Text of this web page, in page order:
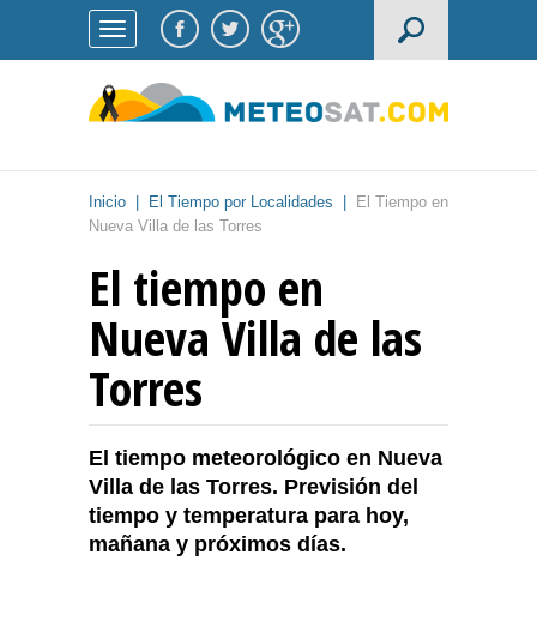
Inicio El Tiempo por Localidades
El Tiempo en
Nueva Villa de las Torres
El tiempo en
Nueva Villa de las
Torres
El tiempo meteorológico en Nueva
Villa de las Torres. Previsión del
tiempo y temperatura para hoy,
mañana y próximos días.